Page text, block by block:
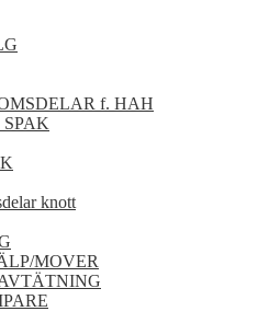
f. HAH
knott
MOVER